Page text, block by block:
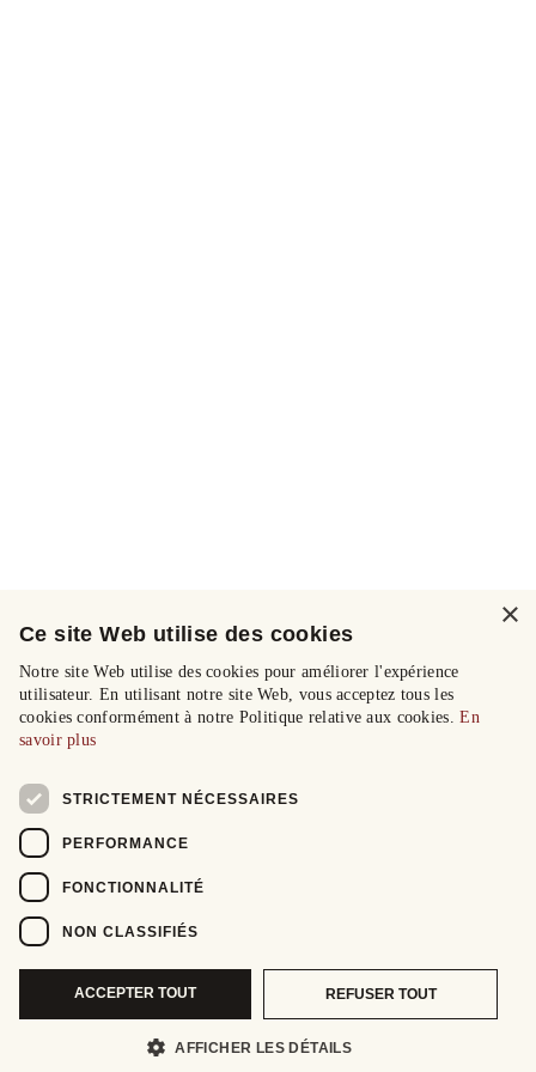
×
Ce site Web utilise des cookies
Notre site Web utilise des cookies pour améliorer l'expérience
utilisateur. En utilisant notre site Web, vous acceptez tous les
cookies conformément à notre Politique relative aux cookies.En
savoir plus
STRICTEMENT NÉCESSAIRES
PERFORMANCE
FONCTIONNALITÉ
NON CLASSIFIÉS
ACCEPTER TOUT REFUSER TOUT
AFFICHER LES DÉTAILS